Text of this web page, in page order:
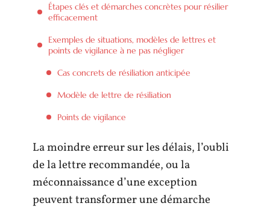
Étapes clés et démarches concrètes pour résilier
efficacement
Exemples de situations, modèles de lettres et
points de vigilance à ne pas négliger
Cas concrets de résiliation anticipée
Modèle de lettre de résiliation
Points de vigilance
La moindre erreur sur les délais, l’oubli
de la lettre recommandée, ou la
méconnaissance d’une exception
peuvent transformer une démarche